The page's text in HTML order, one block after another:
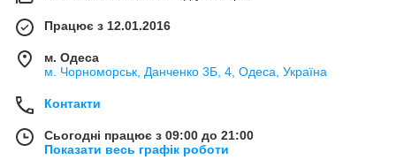
Працює з 12.01.2016
м. Одеса
м. Чорноморськ, Данченко 3Б, 4, Одеса, Україна
Контакти
Сьогодні працює з 09:00 до 21:00
Показати весь графік роботи